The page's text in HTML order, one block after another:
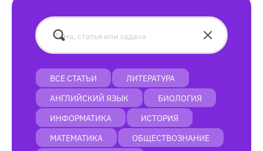
ВСЕ СТАТЬИ
ЛИТЕРАТУРА
АНГЛИЙСКИЙ ЯЗЫК
БИОЛОГИЯ
ИНФОРМАТИКА
ИСТОРИЯ
МАТЕМАТИКА
ОБЩЕСТВОЗНАНИЕ